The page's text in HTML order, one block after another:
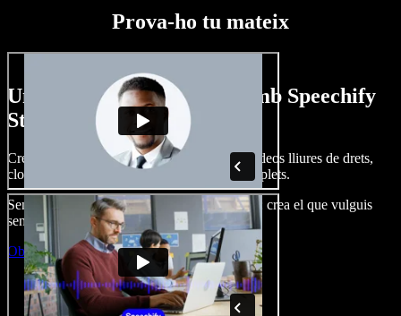
Prova-ho tu mateix
Un tastet del que pots fer amb Speechify
Studio.
Crea dobl. de veu, afegeix imatges, àudio, vídeos lliures de drets,
clona veus i munta projectes multimèdia complets.
Sense corba d’aprenentatge, tot al navegador: crea el que vulguis
sense els límits de sempre.
Obre l'Studio